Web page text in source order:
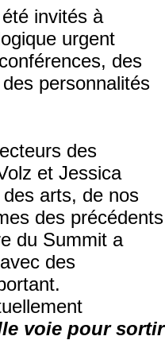
invités à
urgent
des
personnalités
des
et Jessica
arts, de nos
des précédents
du Summit a
des
voie pour sortir